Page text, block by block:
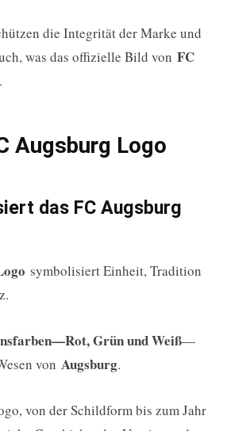
die Integrität der Marke und
was das offizielle Bild von FC
Augsburg Logo
das FC Augsburg
symbolisiert Einheit, Tradition
Grün und Weiß—
von Augsburg.
von der Schildform bis zum Jahr